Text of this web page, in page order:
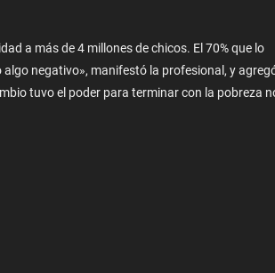
a más de 4 millones de chicos. El 70% que lo
negativo», manifestó la profesional, y
tuvo el poder para terminar con la pobreza